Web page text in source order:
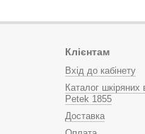
Клієнтам
Вхід до кабінету
Каталог шкіряних
Petek 1855
Доставка